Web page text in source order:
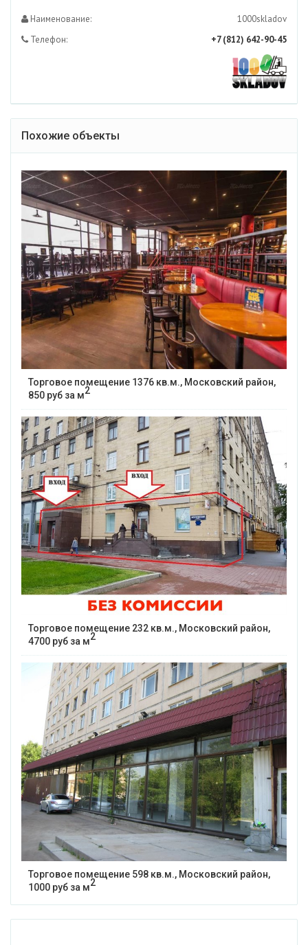
Наименование:
1000skladov
Телефон:
+7 (812) 642-90-45
Похожие объекты
Торговое помещение 1376 кв.м., Московский район,
850 руб за м2
Торговое помещение 232 кв.м., Московский район,
4700 руб за м2
Торговое помещение 598 кв.м., Московский район,
1000 руб за м2